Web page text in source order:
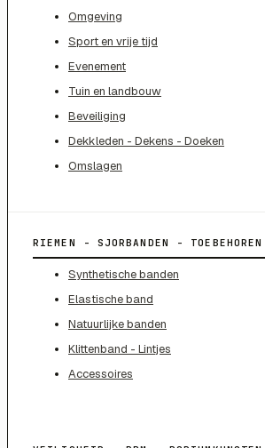
Omgeving
Sport en vrije tijd
Evenement
Tuin en landbouw
Beveiliging
Dekkleden - Dekens - Doeken
Omslagen
RIEMEN - SJORBANDEN - TOEBEHOREN
Synthetische banden
Elastische band
Natuurlijke banden
Klittenband - Lintjes
Accessoires